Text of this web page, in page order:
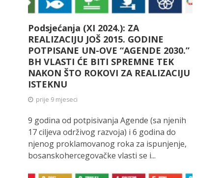
Podsjećanja (XI 2024.): ZA
REALIZACIJU JOŠ 2015. GODINE
POTPISANE UN-OVE “AGENDE 2030.”
BH VLASTI ĆE BITI SPREMNE TEK
NAKON ŠTO ROKOVI ZA REALIZACIJU
ISTEKNU
prije 9 mjeseci
9 godina od potpisivanja Agende (sa njenih
17 ciljeva održivog razvoja) i 6 godina do
njenog proklamovanog roka za ispunjenje,
bosanskohercegovačke vlasti se i...